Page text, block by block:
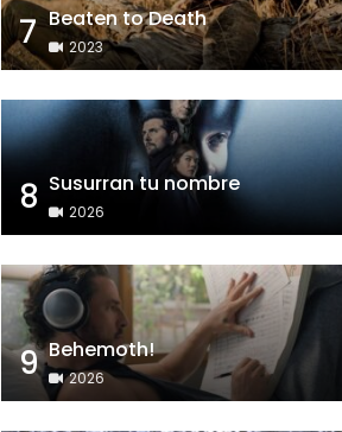
7 Beaten to Death
2023
8 Susurran tu nombre
2026
9 Behemoth!
2026